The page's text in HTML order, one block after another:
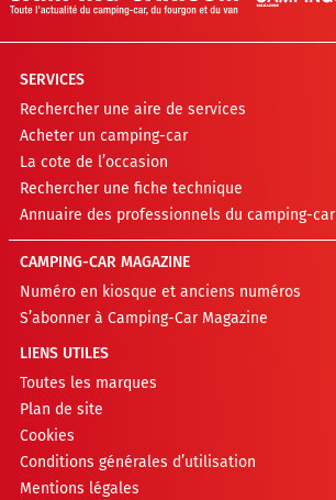
SERVICES
Rechercher une aire de services
Acheter un camping-car
La cote de l’occasion
Rechercher une fiche technique
Annuaire des professionnels du camping-car
CAMPING-CAR MAGAZINE
Numéro en kiosque et anciens numéros
S’abonner à Camping-Car Magazine
LIENS UTILES
Toutes les marques
Plan de site
Cookies
Conditions générales d’utilisation
Mentions légales